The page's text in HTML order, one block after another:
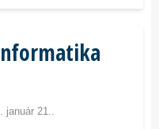
január 21..